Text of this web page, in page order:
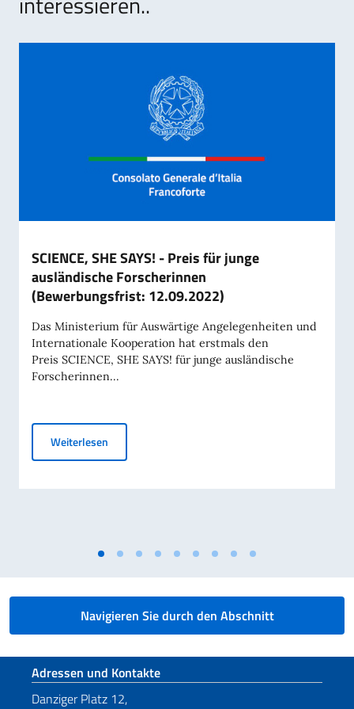
SCIENCE, SHE SAYS! - Preis für junge
ausländische Forscherinnen
(Bewerbungsfrist: 12.09.2022)
Das Ministerium für Auswärtige Angelegenheiten und
Internationale Kooperation hat erstmals den
Preis SCIENCE, SHE SAYS! für junge ausländische
Forscherinnen...
Weiterlesen
Navigieren Sie durch den Abschnitt
Fußbereich
Adressen und Kontakte
Danziger Platz 12,